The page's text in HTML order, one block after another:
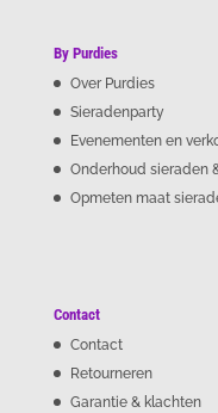
By Purdies
Over Purdies
Sieradenparty
Evenementen en
Onderhoud sieraden
Opmeten maat
Contact
Contact
Retourneren
Garantie & klachten